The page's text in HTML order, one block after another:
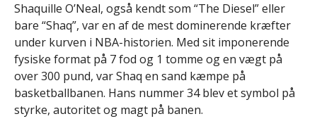
Shaquille O’Neal, også kendt som “The Diesel” eller
bare “Shaq”, var en af de mest dominerende kræfter
under kurven i NBA-historien. Med sit imponerende
fysiske format på 7 fod og 1 tomme og en vægt på
over 300 pund, var Shaq en sand kæmpe på
basketballbanen. Hans nummer 34 blev et symbol på
styrke, autoritet og magt på banen.